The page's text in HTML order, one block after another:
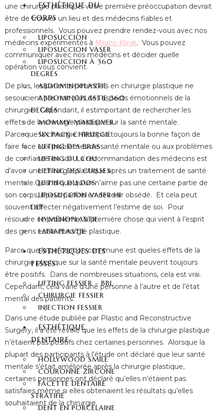
ESTHÉTIQUE DU
CORPS
LIPOSUCCION
LIPOSUCCION VASER
LIPOSUCCION À 360
DEGRÉS
ABDOMINOPLASTIE
ABDOMINOPLASTIE 360
DEGRÉS
MOMMY MAKEOVER
SIX PACK CHIRURGIE
LIFTING DES BRAS
LIFTING DU COU
LIFTING DES CUISSES
LIFTING DU DOS
LIPOSUCCION VASER HI
DEF
HYMÉNOPLASTIE
LABIAPLASTIE
ESTHÉTIQUES DES
FESSES
LIFTING FESSIER – BBL
CHIRURGIE FESSIER
INJECTION FESSIER
ESTHÉTIQUE
DENTAIRE
HOLLYWOOD SMILE
COURONNE ZIRCONE
FACETTE DENTAIRE
STRATIFIÉ
DENT EN PORCELAINE
une chirurgie plastique, votre première préoccupation devrait
être de trouver un lieu et des médecins fiables et
professionnels. Vous pouvez prendre rendez-vous avec nos
médecins expérimentés à Milano Klinik. Vous pouvez
communiquer avec nos médecins et décider quelle
opération vous convient.
De plus, les patients potentiels en chirurgie plastique ne
sesoucient pas non plus des aspects émotionnels de la
chirurgie. Cependant, il estimportant de rechercher les
effets de la chirurgie plastique sur la santé mentale.
Parceque la chirurgie n’est pas toujours la bonne façon de
faire face aux problèmes de santé mentale ou aux problèmes
de confiance en soi. La recommandation des médecins est
d’avoir une chirurgie plastique après un traitement de santé
mentale.Quand quelqu’un n’aime pas une certaine partie de
son corps, il peut parfois en devenir obsédé. Et cela peut
souvent affecter négativement l’estime de soi. Pour
résoudre ce problème, la première chose qui vient à l’esprit
des gens est la chirurgie plastique.
Parce que la perception commune est queles effets de la
chirurgie plastique sur la santé mentale peuvent toujours
être positifs. Dans de nombreuses situations, cela est vrai.
Cependant, cela varie d’une personne à l’autre et de l’état
mental des patients.
Dans une étude publiée par Plastic and Reconstructive
Surgery, il a été révélé que les effets de la chirurgie plastique
n’étaient pas positifs chez certaines personnes. Alorsque la
plupart des participants à l’étude ont déclaré que leur santé
mentale s’était améliorée après la chirurgie plastique,
certaines personnes ont déclaré qu’elles n’étaient pas
satisfaies même si elles obtenaient les résultats qu’elles
souhaitaient de la chirurgie.